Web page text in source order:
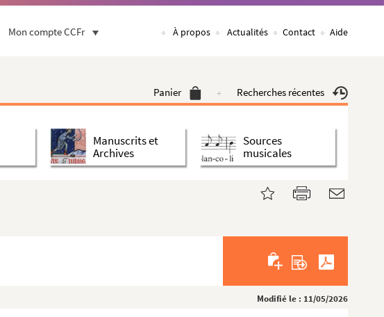
Mon compte CCFr À propos Actualités Contact Aide
Panier Recherches récentes
Manuscrits et
Archives
Sources
musicales
Modifié le : 11/05/2026